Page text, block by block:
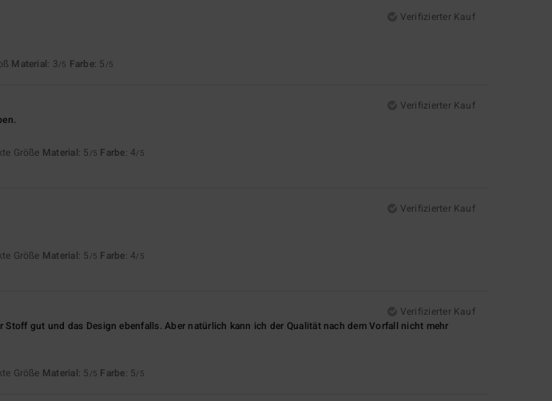
Verifizierter Kauf
Material: 3/5 Farbe: 5 /5
Verifizierter Kauf
Größe Material: 5 /5 Farbe: 4/5
Verifizierter Kauf
Größe Material: 5 /5 Farbe: 4/5
Verifizierter Kauf
Stoff gut und das Design ebenfalls. Aber natürlich kann ich der Qualität nach dem Vorfall nicht mehr
Größe Material: 5 /5 Farbe: 5/5